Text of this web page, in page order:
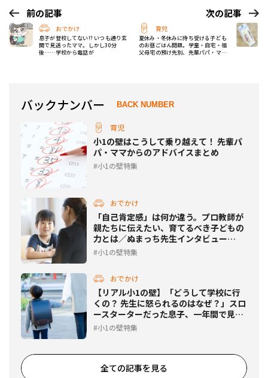
前の記事
おでかけ
息子が登校してない!? いつも通り玄
関で見送ったママ。しかし30分
後……学校から電話が
次の記事
育児
夏休み・冬休みに待ち受ける子ども
のお昼ごはん問題。学童・自宅・祖
父母宅の預け先別、先輩パパ・ママ
バックナンバー BACK NUMBER
育児
小1の壁はこうして乗り越えて！ 先輩パ
パ・ママからのアドバイスまとめ
小1の壁特集
おでかけ
「自己肯定感」は何か違う。プロ教師が
親たちに伝えたい、育てるべき子どもの
力とは／ぬまっち先生インタビュー
【2】
小1の壁特集
おでかけ
【リアル小1の壁】「どうして学校に行
くの？ 先生に怒られるのはなぜ？」スロ
ースターターだった息子、一年間で見え
た成長
小1の壁特集
全ての記事を見る